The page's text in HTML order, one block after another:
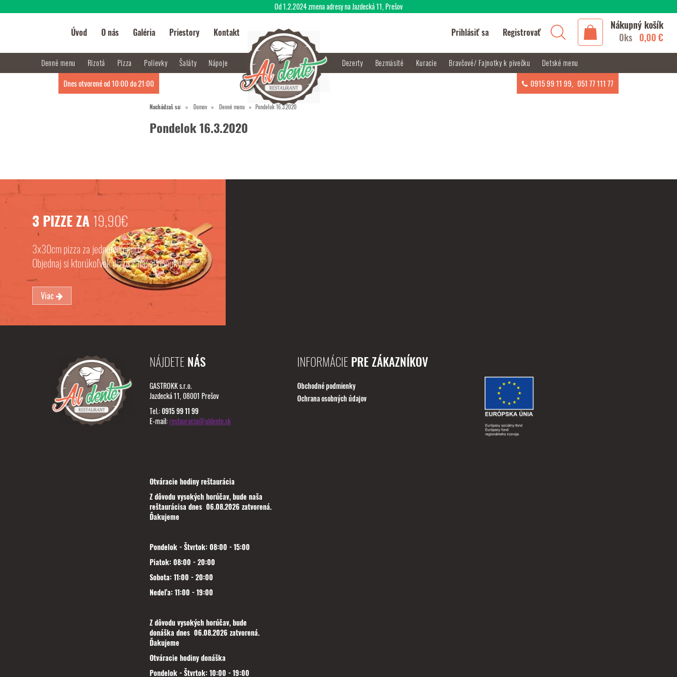
Nachádzaš sa: Domov Denné menu Pondelok 16.3.2020
Pondelok 16.3.2020
3 PIZZE ZA 19,90€
3x30cm pizza za jednotnú cenu.
Objednaj si ktorúkoľvek pizzu z našej ponuky
Viac
NÁJDETE NÁS
GASTROKK s.r.o.
Jazdecká 11, 08001 Prešov
Tel.:0915 99 11 99
E-mail:restauracia@aldente.sk
Otváracie hodiny reštaurácia
Z dôvodu vysokých horúčav, bude naša
reštaurácisa dnes 06.08.2026 zatvorená.
Ďakujeme
Pondelok - Štvrtok: 08:00 - 15:00
Piatok: 08:00 - 20:00
Sobota: 11:00 - 20:00
Nedeľa: 11:00 - 19:00
Z dôvodu vysokých horúčav, bude
donáška dnes 06.08.2026 zatvorená.
Ďakujeme
Otváracie hodiny donáška
Pondelok - Štvrtok: 10:00 - 19:00
INFORMÁCIEPRE ZÁKAZNÍKOV
Obchodné podmienky
Ochrana osobných údajov
Úvod O nás Galéria Priestory Kontakt Prihlásiť sa Registrovať
Nákupný košík
0ks 0,00 €
Denné menu Rizotá Pizza Polievky Šaláty Nápoje Dezerty Bezmäsité Kuracie Bravčové/ Fajnotky k pivečku Detské menu
Dnes otvorené od 10:00 do 21:00 0915 99 11 99, 051 77 111 77
Od 1.2.2024 zmena adresy na Jazdecká 11, Prešov